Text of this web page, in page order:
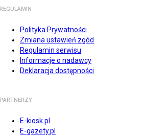
REGULAMIN
Polityka Prywatności
Zmiana ustawień zgód
Regulamin serwisu
Informacje o nadawcy
Deklaracja dostępności
PARTNERZY
E-kiosk.pl
E-gazety.pl